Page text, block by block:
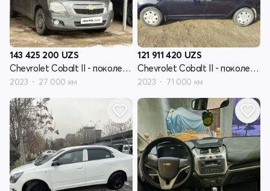
143 425 200 UZS
Chevrolet Cobalt II - поколение рестайлинг
2023 27 000 км
121 911 420 UZS
Chevrolet Cobalt II - поколение рестайлинг
2023 71 000 км